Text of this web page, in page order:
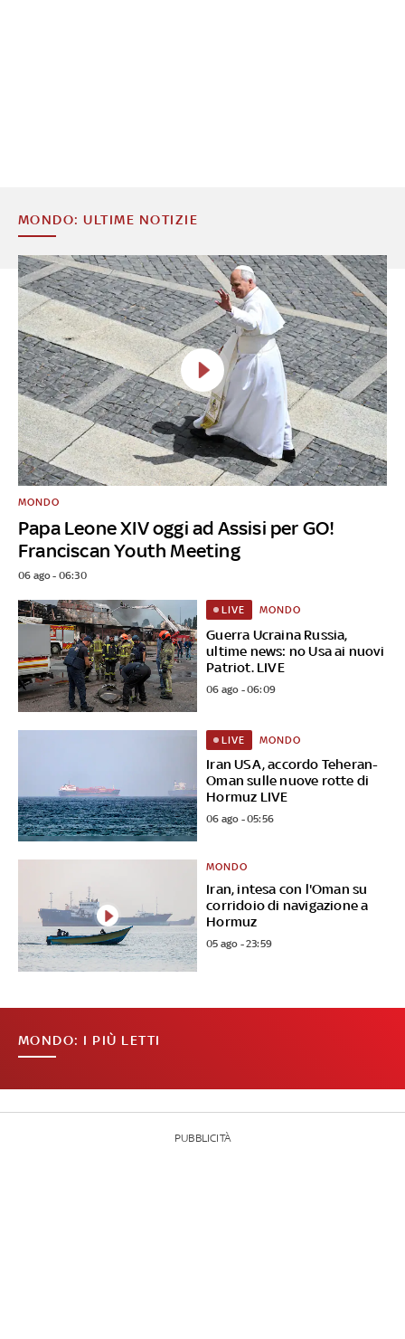
MONDO: ULTIME NOTIZIE
Papa Leone XIV oggi ad Assisi per GO!
Franciscan Youth Meeting
MONDO
06 ago - 06:30
Guerra Ucraina Russia,
ultime news: no Usa ai nuovi
Patriot. LIVE
LIVE MONDO
06 ago - 06:09
Iran USA, accordo Teheran-
Oman sulle nuove rotte di
Hormuz LIVE
LIVE MONDO
06 ago - 05:56
Iran, intesa con l'Oman su
corridoio di navigazione a
Hormuz
MONDO
05 ago - 23:59
MONDO: I PIÙ LETTI
PUBBLICITÀ